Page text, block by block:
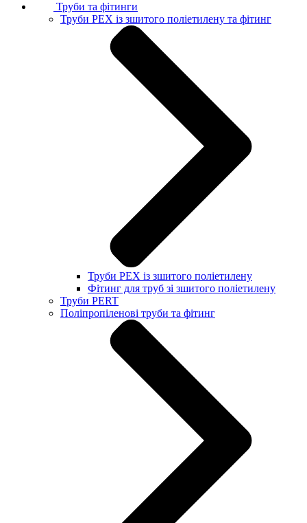
Труби та фітинги
Труби PEX із зшитого поліетилену та фітинг
Труби PEX із зшитого поліетилену
Фітинг для труб зі зшитого поліетилену
Труби PERT
Поліпропіленові труби та фітинг